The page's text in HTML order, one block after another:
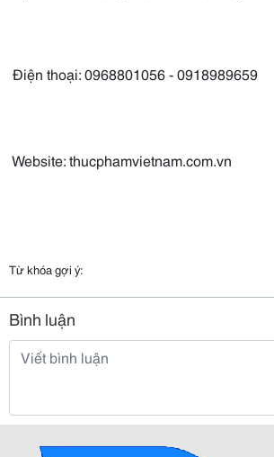
Điện thoại: 0968801056 - 0918989659
Website: thucphamvietnam.com.vn
Từ khóa gợi ý:
Bình luận